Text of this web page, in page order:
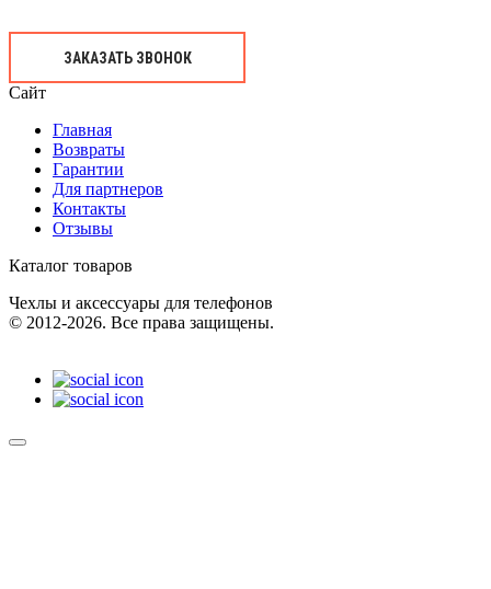
ЗАКАЗАТЬ ЗВОНОК
Сайт
Главная
Возвраты
Гарантии
Для партнеров
Контакты
Отзывы
Каталог товаров
Чехлы и аксессуары для телефонов
© 2012-2026. Все права защищены.